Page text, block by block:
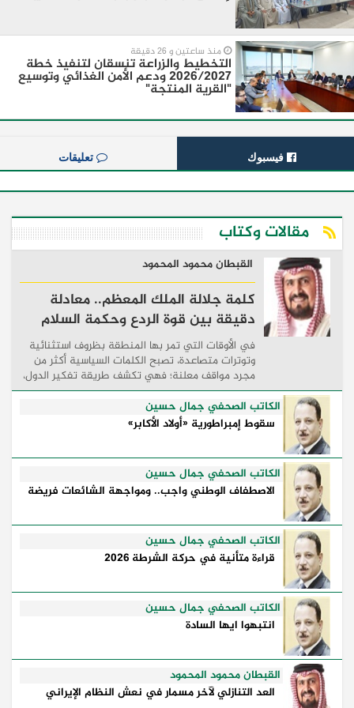
منذ ساعتين و 26 دقيقة
التخطيط والزراعة تنسقان لتنفيذ خطة
2026/2027 ودعم الأمن الغذائي وتوسيع
"القرية المنتجة"
فيسبوك تعليقات
مقالات وكتاب
القبطان محمود المحمود
كلمة جلالة الملك المعظم.. معادلة
دقيقة بين قوة الردع وحكمة السلام
في الأوقات التي تمر بها المنطقة بظروف استثنائية
وتوترات متصاعدة، تصبح الكلمات السياسية أكثر من
مجرد مواقف معلنة؛ فهي تكشف طريقة تفكير الدول،
وكيفية إدارتها للأزمات، والحدود التي تفصل بين القوة
...
الكاتب الصحفي جمال حسين
سقوط إمبراطورية «أولاد الأكابر»
الكاتب الصحفي جمال حسين
الاصطفاف الوطني واجب.. ومواجهة الشائعات فريضة
الكاتب الصحفي جمال حسين
قراءة متأنية في حركة الشرطة 2026
الكاتب الصحفي جمال حسين
انتبهوا ايها السادة
القبطان محمود المحمود
العد التنازلي لآخر مسمار في نعش النظام الإيراني